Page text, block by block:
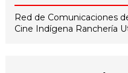
Red de Comunicaciones
Cine Indígena Ranchería